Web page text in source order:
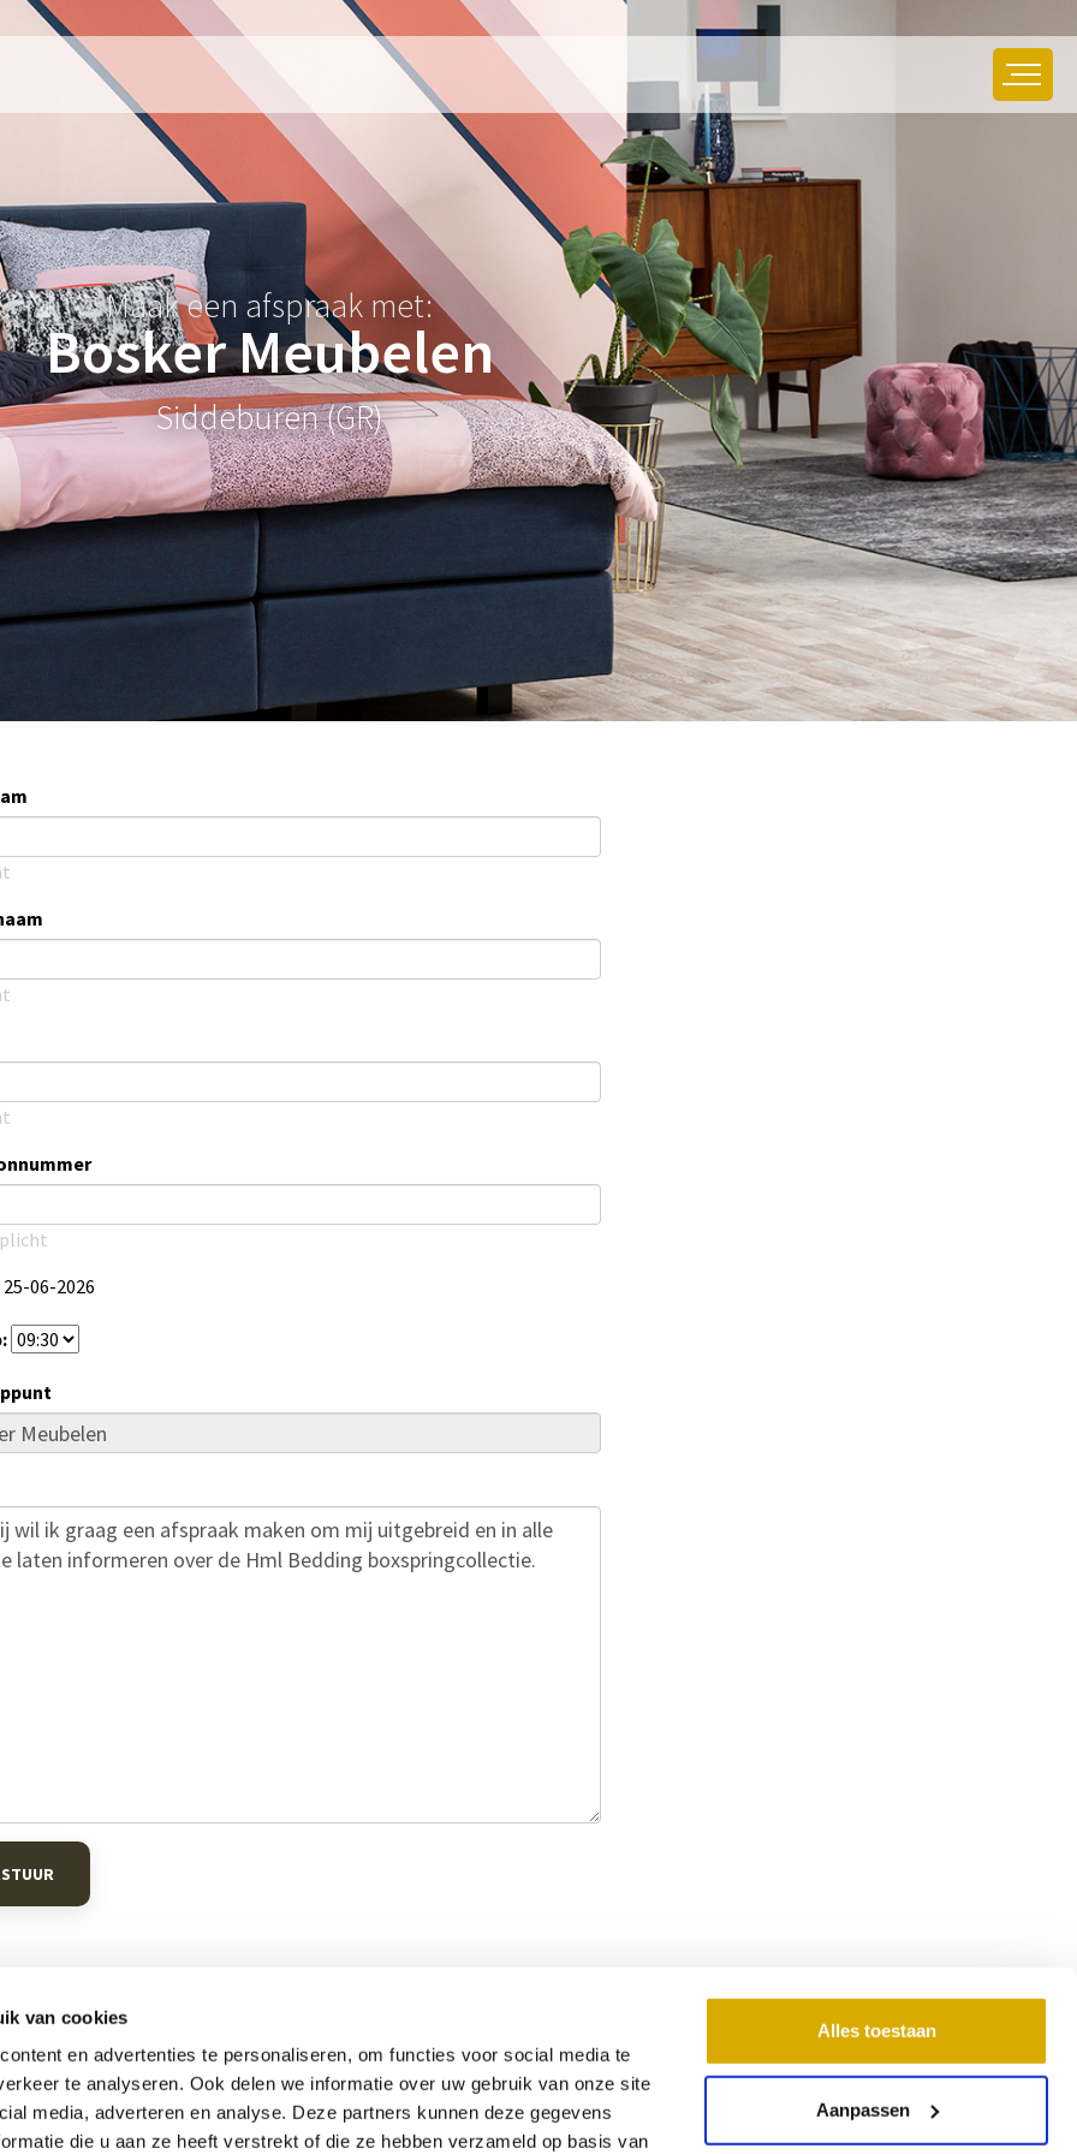
van cookies
en advertenties te personaliseren, om functies voor social media te
te analyseren. Ook delen we informatie over uw gebruik van onze site
media, adverteren en analyse. Deze partners kunnen deze gegevens
die u aan ze heeft verstrekt of die ze hebben verzameld op basis van
Alles toestaan
Aanpassen
Maak een afspraak met:
Bosker Meubelen
Siddeburen (GR)
25-06-2026
Informatie
Boxsprings
Matrassen
Contactgegevens
Hml Bedding
Mountbattenweg 1